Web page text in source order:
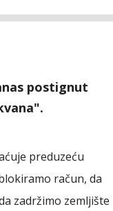
postignut
preduzeću
račun, da
zadržimo zemljište